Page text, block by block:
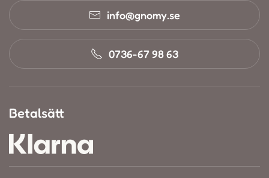
info@gnomy.se
0736-67 98 63
Betalsätt